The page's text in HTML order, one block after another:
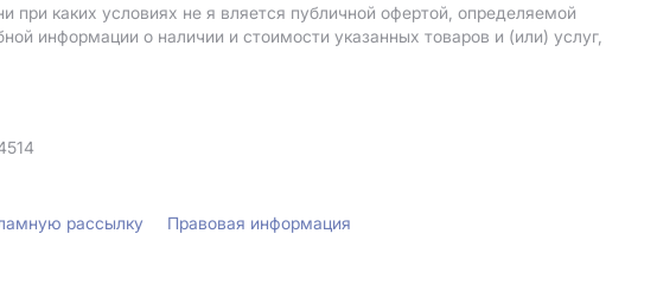
каких условиях не я вляется публичной офертой, определяемой
информации о наличии и стоимости указанных товаров и (или) услуг,
рассылку Правовая информация